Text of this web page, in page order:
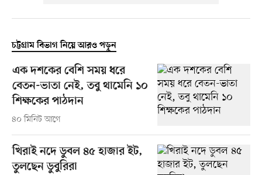
চট্টগ্রাম বিভাগ নিয়ে আরও পড়ুন
এক দশকের বেশি সময় ধরে
বেতন-ভাতা নেই, তবু থামেনি ১০
শিক্ষকের পাঠদান
৪০ মিনিট আগে
খিরাই নদে ডুবল ৪৫ হাজার ইট,
তুলছেন ডুবুরিরা